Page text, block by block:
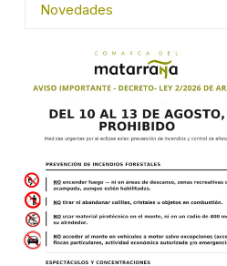
Novedades